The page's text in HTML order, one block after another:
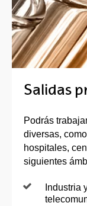
Salidas
Podrás
diversas,
hospitales,
siguientes
Industria